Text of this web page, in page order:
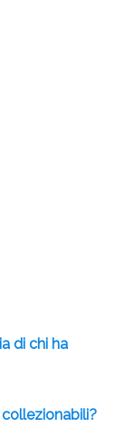
di chi ha